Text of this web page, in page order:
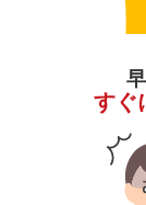
すぐ